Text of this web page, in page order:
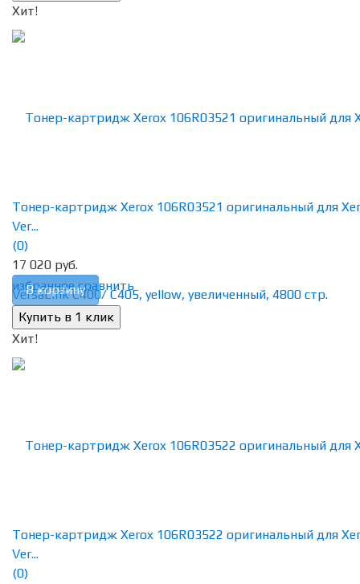
Хит!
избранное сравнить
Тонер-картридж Xerox 106R03521 оригинальный для
Ver...
(0)
17 020 руб.
В корзину
Хит!
Тонер-картридж Xerox 106R03522 оригинальный для
Ver...
(0)